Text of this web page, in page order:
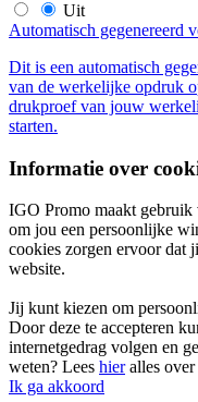
Uit
Automatisch gegenereerd
Dit is een automatisch
van de werkelijke opdruk
drukproef van jouw
starten.
Informatie over
IGO Promo maakt gebruik
om jou een persoonlijke
cookies zorgen ervoor dat
website.
Jij kunt kiezen om
Door deze te accepteren
internetgedrag volgen en
weten? Lees hieralles over
Ik ga akkoord